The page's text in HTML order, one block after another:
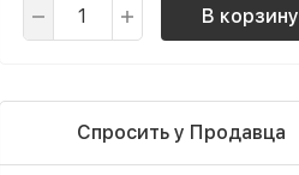
В корзину
Спросить у Продавца